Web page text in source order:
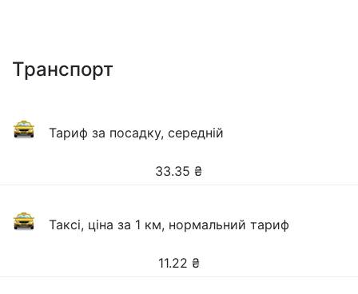
Транспорт
Тариф за посадку, середній
33.35 ₴
Таксі, ціна за 1 км, нормальний тариф
11.22 ₴